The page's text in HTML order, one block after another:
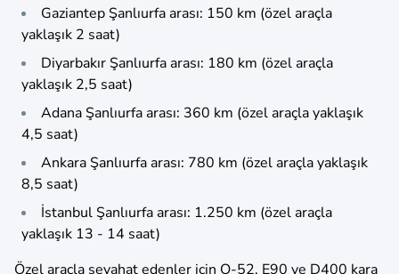
Gaziantep Şanlıurfa arası: 150 km (özel araçla
yaklaşık 2 saat)
Diyarbakır Şanlıurfa arası: 180 km (özel araçla
yaklaşık 2,5 saat)
Adana Şanlıurfa arası: 360 km (özel araçla yaklaşık
4,5 saat)
Ankara Şanlıurfa arası: 780 km (özel araçla yaklaşık
8,5 saat)
İstanbul Şanlıurfa arası: 1.250 km (özel araçla
yaklaşık 13 - 14 saat)
Özel araçla seyahat edenler için O-52, E90 ve D400 kara